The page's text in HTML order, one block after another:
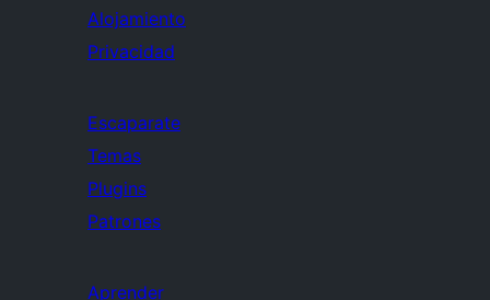
Alojamiento
Privacidad
Escaparate
Temas
Plugins
Patrones
Aprender